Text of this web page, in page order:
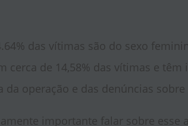
das vítimas são do sexo
cerca de 14,58% das vítimas e
da operação e das denúncias
importante falar sobre esse